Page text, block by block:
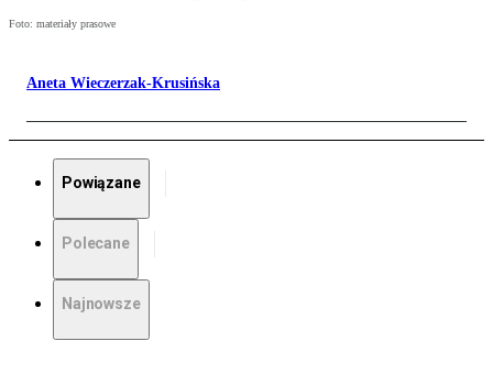
Foto: materiały prasowe
Aneta Wieczerzak-Krusińska
Powiązane
Polecane
Najnowsze